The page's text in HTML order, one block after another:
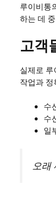
루이비통
하는 데
고객
실제로
작업과
수
수
일
오래